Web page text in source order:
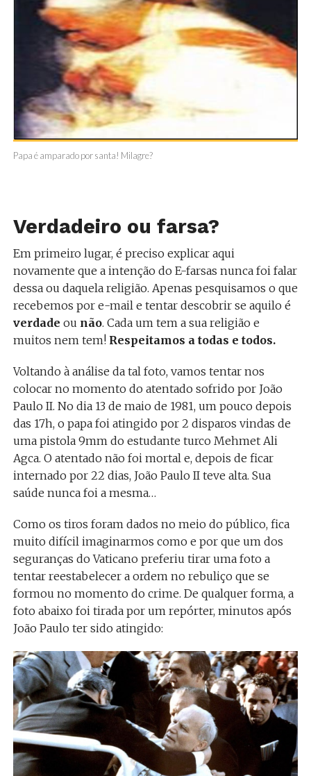
Papa é amparado por santa! Milagre?
Verdadeiro ou farsa?
Em primeiro lugar, é preciso explicar aqui
novamente que a intenção do E-farsas nunca foi falar
dessa ou daquela religião. Apenas pesquisamos o que
recebemos por e-mail e tentar descobrir se aquilo é
verdade ou não. Cada um tem a sua religião e
muitos nem tem! Respeitamos a todas e todos.
Voltando à análise da tal foto, vamos tentar nos
colocar no momento do atentado sofrido por João
Paulo II. No dia 13 de maio de 1981, um pouco depois
das 17h, o papa foi atingido por 2 disparos vindas de
uma pistola 9mm do estudante turco Mehmet Ali
Agca. O atentado não foi mortal e, depois de ficar
internado por 22 dias, João Paulo II teve alta. Sua
saúde nunca foi a mesma…
Como os tiros foram dados no meio do público, fica
muito difícil imaginarmos como e por que um dos
seguranças do Vaticano preferiu tirar uma foto a
tentar reestabelecer a ordem no rebuliço que se
formou no momento do crime. De qualquer forma, a
foto abaixo foi tirada por um repórter, minutos após
João Paulo ter sido atingido: